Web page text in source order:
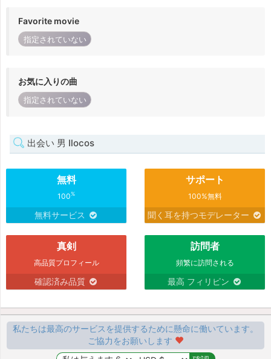
Favorite movie
指定されていない
お気に入りの曲
指定されていない
出会い 男 Ilocos
無料
100%
無料サービス
サポート
100%無料
聞く耳を持つモデレーター
真剣
高品質プロフィール
確認済み品質
訪問者
頻繁に訪問される
最高 フィリピン
私たちは最高のサービスを提供するために懸命に働いています。
ご協力をお願いします